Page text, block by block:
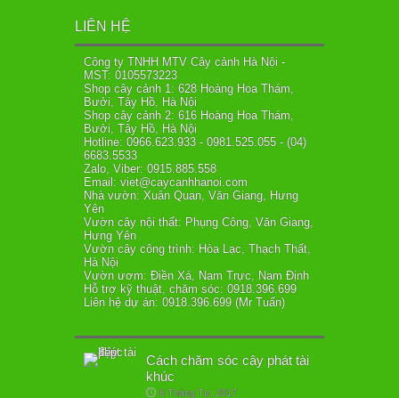
LIÊN HỆ
Công ty TNHH MTV Cây cảnh Hà Nội -
MST: 0105573223
Shop cây cảnh 1: 628 Hoàng Hoa Thám,
Bưởi, Tây Hồ, Hà Nội
Shop cây cảnh 2: 616 Hoàng Hoa Thám,
Bưởi, Tây Hồ, Hà Nội
Hotline: 0966.623.933 - 0981.525.055 - (04)
6683.5533
Zalo, Viber: 0915.885.558
Email: viet@caycanhhanoi.com
Nhà vườn: Xuân Quan, Văn Giang, Hưng
Yên
Vườn cây nội thất: Phụng Công, Văn Giang,
Hưng Yên
Vườn cây công trình: Hòa Lạc, Thạch Thất,
Hà Nội
Vườn ươm: Điền Xá, Nam Trực, Nam Định
Hỗ trợ kỹ thuật, chăm sóc: 0918.396.699
Liên hệ dự án: 0918.396.699 (Mr Tuấn)
Cách chăm sóc cây phát tài
khúc
6 Tháng Tư, 2017